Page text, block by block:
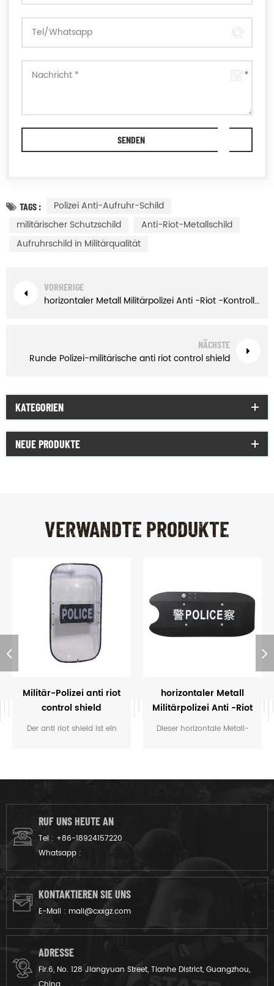
TAGS :
Polizei Anti-Aufruhr-Schild
militärischer Schutzschild
Anti-Riot-Metallschild
Aufruhrschild in Militärqualität
VORHERIGE
horizontaler Metall Militärpolizei Anti -Riot -Kontrollschild
NÄCHSTE
Runde Polizei-militärische anti riot control shield
KATEGORIEN
NEUE PRODUKTE
VERWANDTE PRODUKTE
Militär-Polizei anti riot
control shield
Der anti riot shield ist ein
Schutz in den Missionen.
horizontaler Metall
Militärpolizei Anti -Riot
-Kontrollschild
Dieser horizontale Metall-
einem breiten Querdesign
konstruiert.
RUF UNS HEUTE AN
Tel : +86-18924157220
Whatsapp :
KONTAKTIEREN SIE UNS
E-Mail : mail@cxxgz.com
ADRESSE
Flr.6, No. 128 Jiangyuan Street, Tianhe District, Guangzhou,